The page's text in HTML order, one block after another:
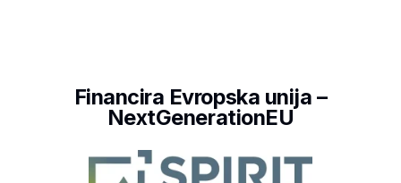
Financira Evropska unija –
NextGenerationEU